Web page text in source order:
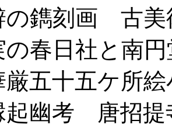
の鐫刻画 古
の春日社と南
厳五十五ケ所
起幽考 唐招